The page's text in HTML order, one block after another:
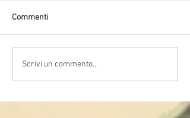
Commenti
Scrivi un commento...